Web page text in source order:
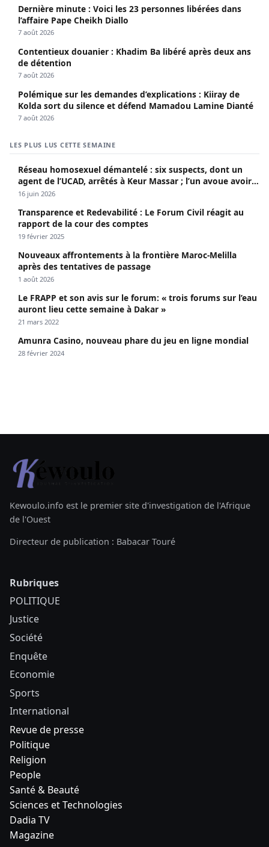
Dernière minute : Voici les 23 personnes libérées dans
l’affaire Pape Cheikh Diallo
7 août 2026
Contentieux douanier : Khadim Ba libéré après deux ans
de détention
7 août 2026
Polémique sur les demandes d’explications : Kiiray de
Kolda sort du silence et défend Mamadou Lamine Dianté
7 août 2026
LES PLUS LUS CETTE SEMAINE
Réseau homosexuel démantelé : six suspects, dont un
agent de l’UCAD, arrêtés à Keur Massar ; l’un avoue avoir
propagé le VIH depuis 2018
16 juin 2026
Transparence et Redevabilité : Le Forum Civil réagit au
rapport de la cour des comptes
19 février 2025
Nouveaux affrontements à la frontière Maroc-Melilla
après des tentatives de passage
1 août 2026
Le FRAPP et son avis sur le forum: « trois forums sur l’eau
auront lieu cette semaine à Dakar »
21 mars 2022
Amunra Casino, nouveau phare du jeu en ligne mondial
28 février 2024
Kewoulo.info est le premier site d'investigation de l'Afrique
de l'Ouest
Directeur de publication : Babacar Touré
Rubriques
POLITIQUE
Justice
Société
Enquête
Economie
Sports
International
Revue de presse
Politique
Religion
People
Santé & Beauté
Sciences et Technologies
Dadia TV
Magazine